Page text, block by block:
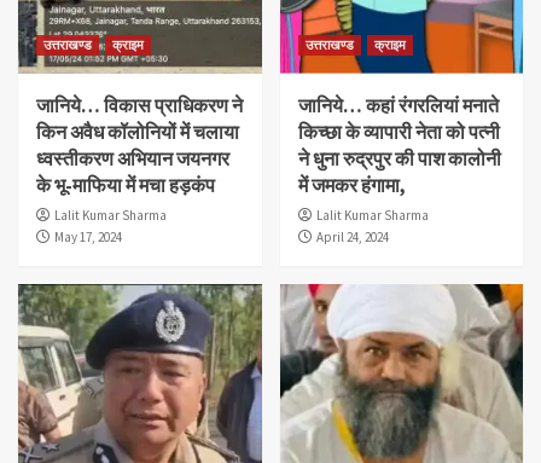
उत्तराखण्ड क्राइम
जानिये… विकास प्राधिकरण ने
किन अवैध कॉलोनियों में चलाया
ध्वस्तीकरण अभियान जयनगर
के भू-माफिया में मचा हड़कंप
Lalit Kumar Sharma
May 17, 2024
उत्तराखण्ड क्राइम
जानिये… कहां रंगरलियां मनाते
किच्छा के व्यापारी नेता को पत्नी
ने धुना रुद्रपुर की पाश कालोनी
में जमकर हंगामा,
Lalit Kumar Sharma
April 24, 2024